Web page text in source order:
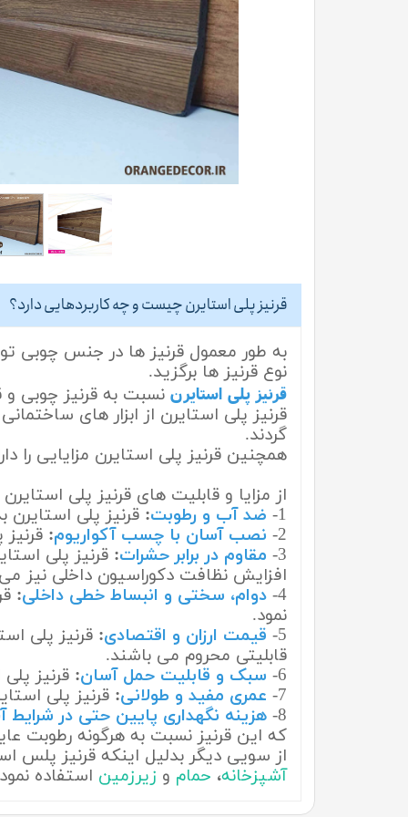
قرنیز پلی‌ استایرن چیست و چه کاربردهایی دارد؟
به طور معمول قرنیز ها در جنس چوبی
نوع قرنیز ها برگزید.
قرنیز پلی استایرن نسبت به قرنیز چوبی و
قرنیز پلی استایرن از ابزار های
گردند.
همچنین قرنیز پلی استایرن مزایایی را
از مزایا و قابلیت های قرنیز پلی
1- ضد آب و رطوبت: قرنیز پلی
2- نصب آسان با چسب آکواریوم:
3- مقاوم در برابر حشرات: قرنیز پلی
افزایش نظافت دکوراسیون داخلی نیز
4- دوام، سختی و انبساط خطی داخلی:
نمود.
5- قیمت ارزان و اقتصادی: قرنیز پلی
قابلیتی محروم می باشند.
6- سبک و قابلیت حمل آسان: قرنیز
7- عمری مفید و طولانی: قرنیز پلی
8- هزینه نگهداری پایین حتی در
که این قرنیز نسبت به هرگونه رطوبت
از سویی دیگر بدلیل اینکه قرنیز پلس
آشپزخانه، حمام و زیرزمین استفاده